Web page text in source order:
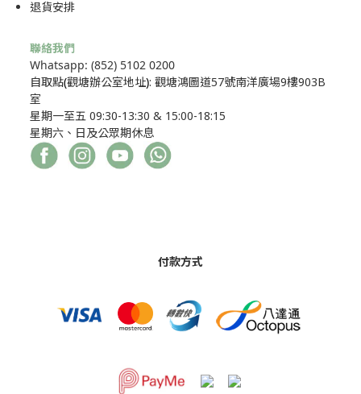
退貨安排
聯絡我們
Whatsapp: (852) 5102 0200
自取點(觀塘辦公室地址): 觀塘鴻圖道57號南洋廣場9樓903B
室
星期一至五 09:30-13:30 & 15:00-18:15
星期六、日及公眾期休息
付款方式